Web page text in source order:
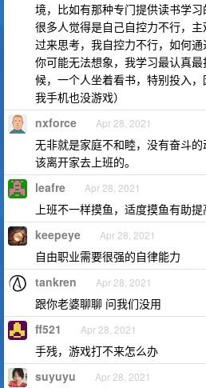
境，比如有那种专门提供读书学
很多人觉得是自己自控力不行，
过来思考，我自控力不行，如何
你可能无法想象，我学习最认真
候，一个人坐着看书，特别投入，
我手机也没游戏）
nxforce Apr 28, 2021
无非就是家庭不和睦，没有奋斗
该离开家去上班的。
leafre Apr 28, 2021
上班不一样摸鱼，适度摸鱼有助
keepeye Apr 28, 2021
自由职业需要很强的自律能力
tankren Apr 28, 2021
跟你老婆聊聊 问我们没用
ff521 Apr 28, 2021
手残，游戏打不来怎么办
suyuyu Apr 28, 2021